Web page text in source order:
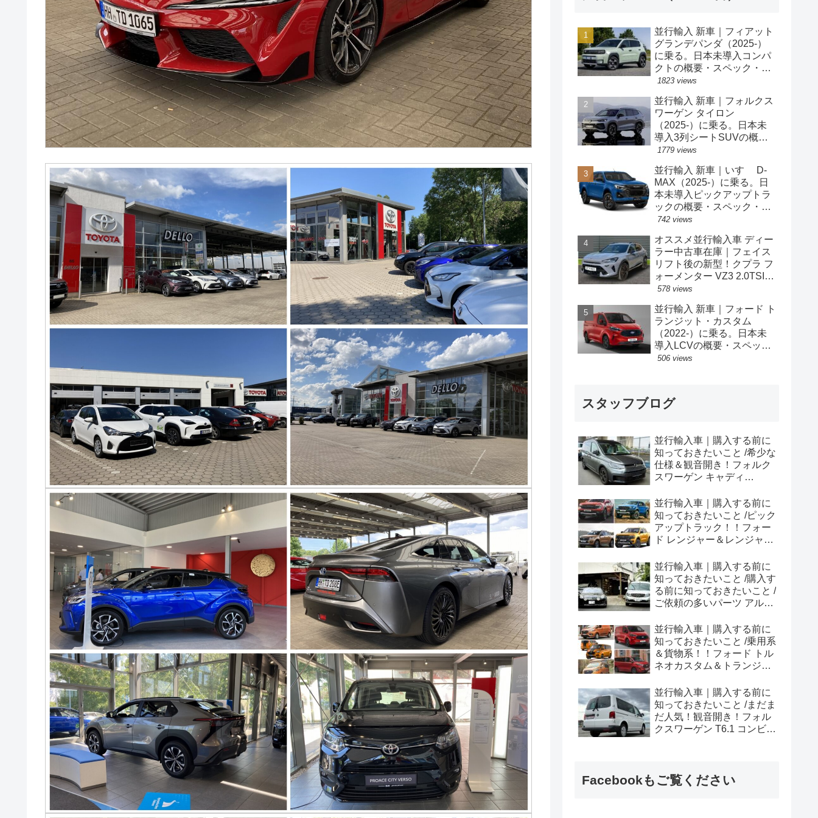
並行輸入 新車｜フィアット
グランデパンダ（2025-）
に乗る。日本未導入コンパ
クトの概要・スペック・価
格の情報。
1823 views
並行輸入 新車｜フォルクス
ワーゲン タイロン
（2025-）に乗る。日本未
導入3列シートSUVの概
要・スペック・価格の情
1779 views
並行輸入 新車｜いすゞ D-
MAX（2025-）に乗る。日
本未導入ピックアップトラ
ックの概要・スペック・価
格の情報。
742 views
オススメ並行輸入車 ディー
ラー中古車在庫｜フェイス
リフト後の新型！クプラ フ
ォーメンター VZ3 2.0TSI
333PS 4Drive 7DSG 右ハン
578 views
並行輸入 新車｜フォード ト
ランジット・カスタム
（2022-）に乗る。日本未
導入LCVの概要・スペッ
ク・価格の情報。
506 views
スタッフブログ
並行輸入車｜購入する前に
知っておきたいこと /希少な
仕様＆観音開き！フォルク
スワーゲン キャディ
並行輸入車｜購入する前に
知っておきたいこと /ピック
アップトラック！！フォー
ド レンジャー＆レンジャー
め！
並行輸入車｜購入する前に
知っておきたいこと /購入す
る前に知っておきたいこと /
ご依頼の多いパーツ アルピ
やカスタム・チューニング
パーツも何とかなる！②
並行輸入車｜購入する前に
知っておきたいこと /乗用系
＆貨物系！！フォード トル
ネオカスタム＆トランジッ
め！
並行輸入車｜購入する前に
知っておきたいこと /まだま
だ人気！観音開き！フォル
クスワーゲン T6.1 コンビ横
Facebookもご覧ください